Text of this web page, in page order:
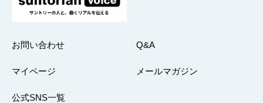
お問い合わせ Q&A
マイページ メールマガジン
公式SNS一覧